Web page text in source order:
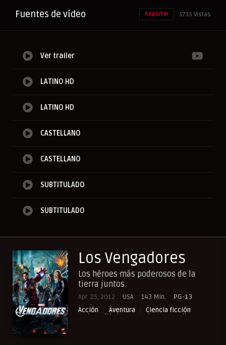
Anuncio
Fuentes de vídeo 5715 Vistas
Reportar
Ver trailer
LATINO HD
LATINO HD
CASTELLANO
CASTELLANO
SUBTITULADO
SUBTITULADO
Los Vengadores
Los héroes más poderosos de la
tierra juntos.
Apr. 25, 2012 USA 143 Min.
PG-13
Acción
Aventura
Ciencia ficción
Cinecalidad
Marvel
NewPelis org